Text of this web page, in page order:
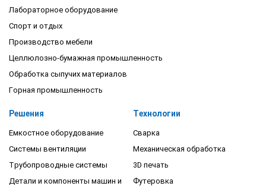
Лабораторное оборудование
Спорт и отдых
Производство мебели
Целлюлозно-бумажная промышленность
Обработка сыпучих материалов
Горная промышленность
Решения
Емкостное оборудование
Системы вентиляции
Трубопроводные системы
Детали и компоненты машин и
Технологии
Сварка
Механическая обработка
3D печать
Футеровка